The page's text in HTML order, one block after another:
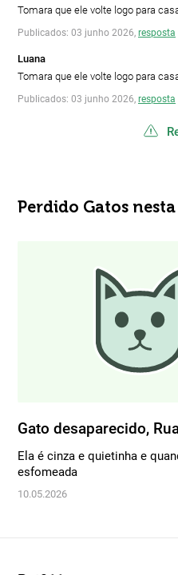
Tomara que ele volte logo para
Publicados: 03 junho 2026, resposta
Luana
Tomara que ele volte logo para
Publicados: 03 junho 2026, resposta
Perdido Gatos
Gato desaparecido,
Ela é cinza e quietinha e
esfomeada
10.05.2026